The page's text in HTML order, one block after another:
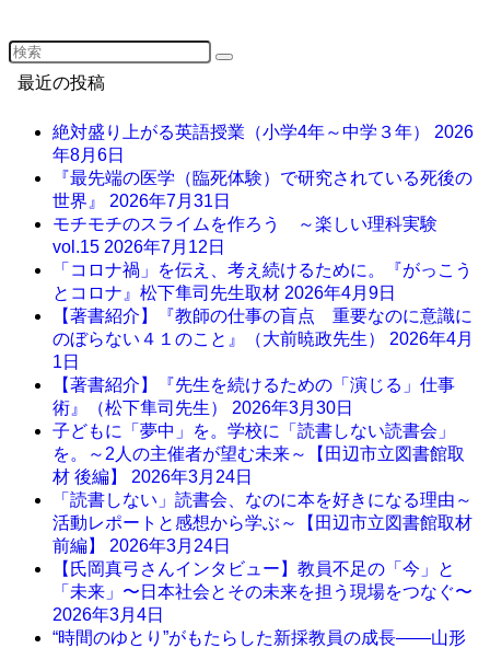
最近の投稿
絶対盛り上がる英語授業（小学4年～中学３年） 2026
年8月6日
『最先端の医学（臨死体験）で研究されている死後の
世界』 2026年7月31日
モチモチのスライムを作ろう ～楽しい理科実験
vol.15 2026年7月12日
「コロナ禍」を伝え、考え続けるために。『がっこう
とコロナ』松下隼司先生取材 2026年4月9日
【著書紹介】『教師の仕事の盲点 重要なのに意識に
のぼらない４１のこと』（大前暁政先生） 2026年4月
1日
【著書紹介】『先生を続けるための「演じる」仕事
術』（松下隼司先生） 2026年3月30日
子どもに「夢中」を。学校に「読書しない読書会」
を。～2人の主催者が望む未来～【田辺市立図書館取
材 後編】 2026年3月24日
「読書しない」読書会、なのに本を好きになる理由～
活動レポートと感想から学ぶ～【田辺市立図書館取材
前編】 2026年3月24日
【氏岡真弓さんインタビュー】教員不足の「今」と
「未来」〜日本社会とその未来を担う現場をつなぐ〜
2026年3月4日
“時間のゆとり”がもたらした新採教員の成長――山形